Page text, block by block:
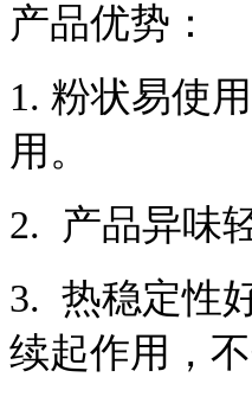
产品优势：
1. 粉状易使
用。
2.
产品异味
3. 热稳定性
续起作用，